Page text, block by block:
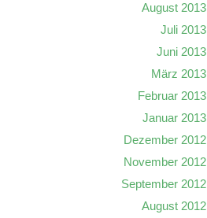
August 2013
Juli 2013
Juni 2013
März 2013
Februar 2013
Januar 2013
Dezember 2012
November 2012
September 2012
August 2012